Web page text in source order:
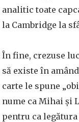
analitic toate
la Cambridge la
În fine, crezuse
să existe în
carte le spune
nume ca Mihai și
pentru ca